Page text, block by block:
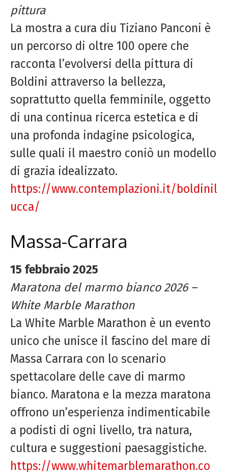
pittura
La mostra a cura diu Tiziano Panconi è
un percorso di oltre 100 opere che
racconta l’evolversi della pittura di
Boldini attraverso la bellezza,
soprattutto quella femminile, oggetto
di una continua ricerca estetica e di
una profonda indagine psicologica,
sulle quali il maestro coniò un modello
di grazia idealizzato.
https://www.contemplazioni.it/boldinil
ucca/
Massa-Carrara
15 febbraio 2025
Maratona del marmo bianco 2026 –
White Marble Marathon
La White Marble Marathon è un evento
unico che unisce il fascino del mare di
Massa Carrara con lo scenario
spettacolare delle cave di marmo
bianco. Maratona e la mezza maratona
offrono un’esperienza indimenticabile
a podisti di ogni livello, tra natura,
cultura e suggestioni paesaggistiche.
https://www.whitemarblemarathon.co